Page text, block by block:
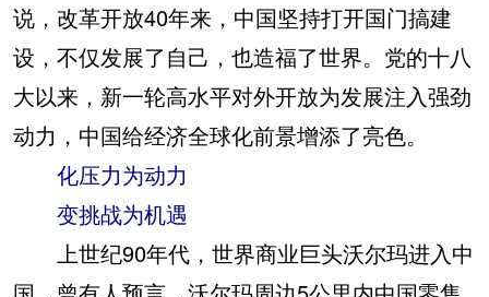
说，改革开放40年来，中国坚持打开国门搞建
设，不仅发展了自己，也造福了世界。党的十八
大以来，新一轮高水平对外开放为发展注入强劲
动力，中国给经济全球化前景增添了亮色。
化压力为动力
变挑战为机遇
上世纪90年代，世界商业巨头沃尔玛进入中